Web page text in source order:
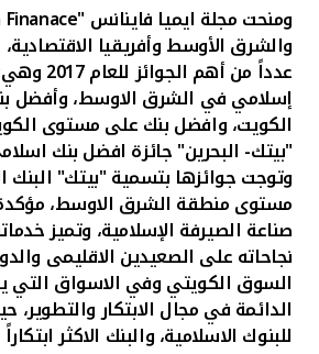
ومنحت مجلة ايميا فاينانس "Finanace
والشرق الأوسط وأفريقيا
عدداً من أهم
إسلامي في الشرق الاوسط، وأفضل
الكويت، وافضل بنك على مستوى
"بيتك- البحرين" جائزة افضل بنك
وتوجت جوائزها بتسمية "بيتك" البنك
مستوى منطقة الشرق الاوسط،
صناعة الصيرفة الإسلامية، وتميز
نجاحاته على الصعيدين الاقليمى
السوق الكويتي وفي الاسواق التي
الدائمة في مجال الابتكار والتطوير،
للبنوك الاسلامية، والبنك الاكثر